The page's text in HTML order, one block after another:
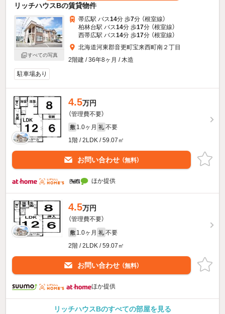
リッチハウスBの賃貸物件
すべての写真
帯広駅 バス14分 歩7分 （根室線）
柏林台駅 バス14分 歩17分 （根室線）
西帯広駅 バス14分 歩17分 （根室線）
北海道河東郡音更町宝来西町南２丁目
2階建 / 36年8ヶ月 / 木造
駐車場あり
4.5万円
（管理費不要）
敷 1.0ヶ月 礼 不要
1階 / 2LDK / 59.07㎡
お問い合わせ （無料）
ほか提供
4.5万円
（管理費不要）
敷 1.0ヶ月 礼 不要
2階 / 2LDK / 59.07㎡
お問い合わせ （無料）
ほか提供
リッチハウスBのすべての部屋を見る